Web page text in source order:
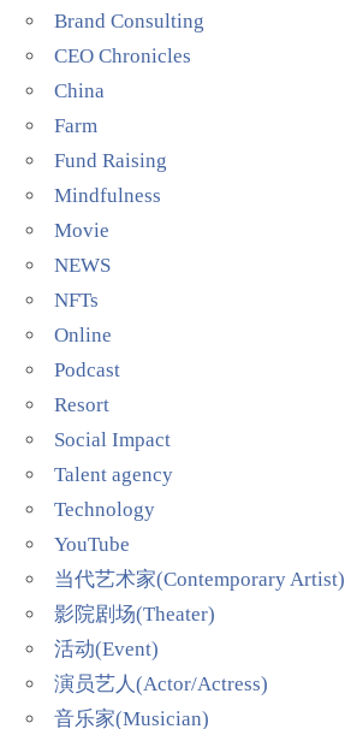
Brand Consulting
CEO Chronicles
China
Farm
Fund Raising
Mindfulness
Movie
NEWS
NFTs
Online
Podcast
Resort
Social Impact
Talent agency
Technology
YouTube
当代艺术家(Contemporary Artist)
影院剧场(Theater)
活动(Event)
演员艺人(Actor/Actress)
音乐家(Musician)